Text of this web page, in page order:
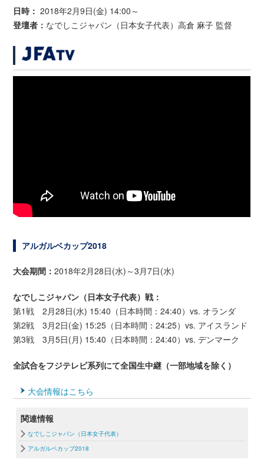
日時： 2018年2月9日(金) 14:00～
登壇者： なでしこジャパン（日本女子代表）高倉 麻子 監督
アルガルベカップ2018
大会期間：2018年2月28日(水)～3月7日(水)
なでしこジャパン（日本女子代表）戦：
第1戦 2月28日(水) 15:40（日本時間：24:40）vs. オランダ
第2戦 3月2日(金) 15:25（日本時間：24:25）vs. アイスランド
第3戦 3月5日(月) 15:40（日本時間：24:40）vs. デンマーク
全試合をフジテレビ系列にて全国生中継（一部地域を除く）
大会情報はこちら
関連情報
なでしこジャパン（日本女子代表）
アルガルベカップ2018